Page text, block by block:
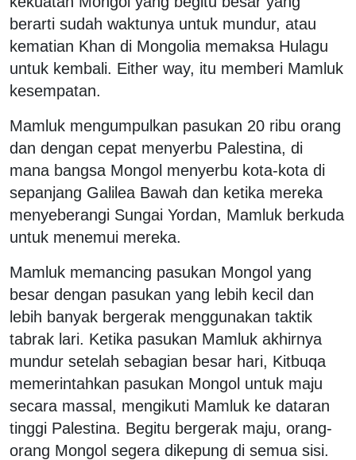
berarti sudah waktunya untuk mundur, atau
kematian Khan di Mongolia memaksa Hulagu
untuk kembali. Either way, itu memberi Mamluk
kesempatan.
Mamluk mengumpulkan pasukan 20 ribu orang
dan dengan cepat menyerbu Palestina, di
mana bangsa Mongol menyerbu kota-kota di
sepanjang Galilea Bawah dan ketika mereka
menyeberangi Sungai Yordan, Mamluk berkuda
untuk menemui mereka.
Mamluk memancing pasukan Mongol yang
besar dengan pasukan yang lebih kecil dan
lebih banyak bergerak menggunakan taktik
tabrak lari. Ketika pasukan Mamluk akhirnya
mundur setelah sebagian besar hari, Kitbuqa
memerintahkan pasukan Mongol untuk maju
secara massal, mengikuti Mamluk ke dataran
tinggi Palestina. Begitu bergerak maju, orang-
orang Mongol segera dikepung di semua sisi.